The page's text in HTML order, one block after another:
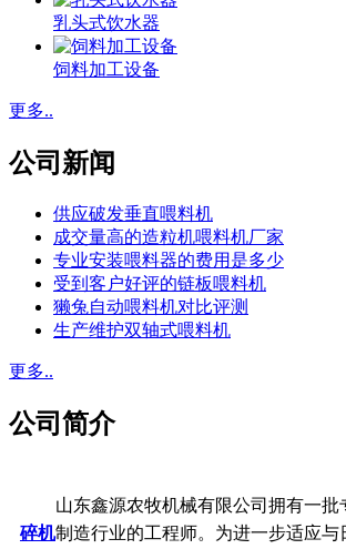
乳头式饮水器
饲料加工设备
更多..
公司新闻
供应破发垂直喂料机
成交量高的造粒机喂料机厂家
专业安装喂料器的费用是多少
受到客户好评的链板喂料机
獭兔自动喂料机对比评测
生产维护双轴式喂料机
更多..
公司简介
山东鑫源农牧机械有限公司拥有一批
碎机制造行业的工程师。为进一步适应与